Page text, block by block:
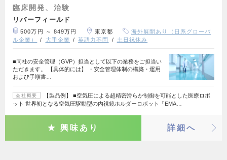
臨床開発、治験
リバーフィールド
500万円 ～ 849万円 東京都
海外展開あり（日系グローバ
ル企業）
大手企業 英語力不問 土日祝休み
■同社の安全管理（GVP）担当として以下の業務をご担当い
ただきます。 【具体的には】 ・安全管理体制の構築・運用
および手順書…
会社概要
【製品例】 ■空気圧による超精密滑らか制御を可能とした医療ロボ
ット 世界初となる空気圧駆動型の内視鏡ホルダーロボット「EMA…
興味あり 詳細へ